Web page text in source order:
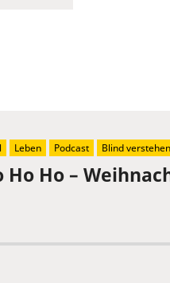
Ho –
Leben Podcast Blind verstehen